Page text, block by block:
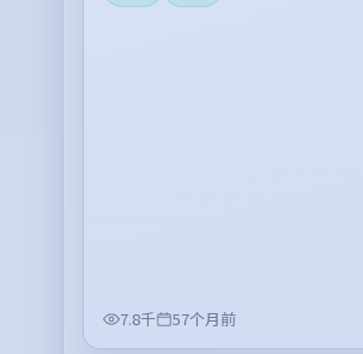
7.8千 57个月前